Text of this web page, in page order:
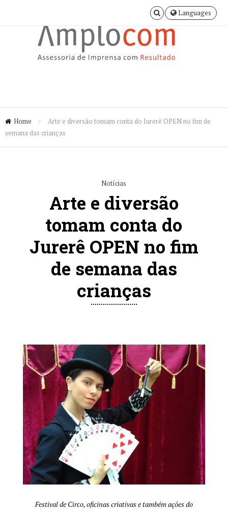
Languages
Home »
Arte e diversão tomam conta do Jurerê OPEN no fim de
semana das crianças
Notícias
Arte e diversão
tomam conta do
Jurerê OPEN no fim
de semana das
crianças
Festival de Circo, oficinas criativas e também ações do